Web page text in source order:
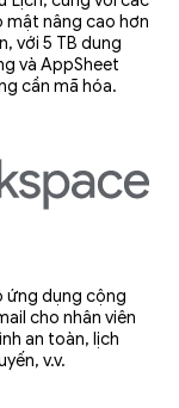
mật nâng cao hơn
với 5 TB dung
và AppSheet
cần mã hóa.
ứng dụng cộng
cho nhân viên
an toàn, lịch
v.v.